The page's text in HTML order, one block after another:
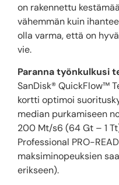
on rakennettu
vähemmän kuin
olla varma, että on
vie.
Paranna työnkulkusi
SanDisk® QuickFlow™
kortti optimoi
median purkamiseen
200 Mt/s6 (64 Gt – 1
Professional PRO-
maksiminopeuksien
erikseen).